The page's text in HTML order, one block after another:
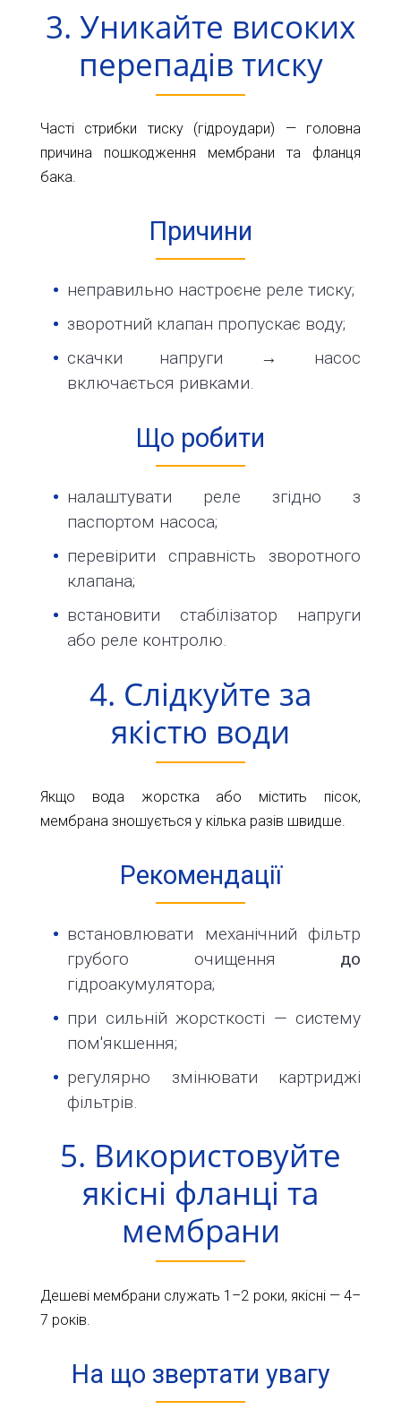
3. Уникайте високих
перепадів тиску
Часті стрибки тиску (гідроудари) — головна
причина пошкодження мембрани та фланця
бака.
Причини
неправильно настроєне реле тиску;
зворотний клапан пропускає воду;
скачки напруги → насос
включається ривками.
Що робити
налаштувати реле згідно з
паспортом насоса;
перевірити справність зворотного
клапана;
встановити стабілізатор напруги
або реле контролю.
4. Слідкуйте за
якістю води
Якщо вода жорстка або містить пісок,
мембрана зношується у кілька разів швидше.
Рекомендації
встановлювати механічний фільтр
грубого очищення до
гідроакумулятора;
при сильній жорсткості — систему
пом'якшення;
регулярно змінювати картриджі
фільтрів.
5. Використовуйте
якісні фланці та
мембрани
Дешеві мембрани служать 1–2 роки, якісні — 4–
7 років.
На що звертати увагу